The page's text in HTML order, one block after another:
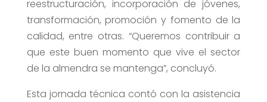
reestructuración, incorporación de jóvenes,
transformación, promoción y fomento de la
calidad, entre otras. “Queremos contribuir a
que este buen momento que vive el sector
de la almendra se mantenga”, concluyó.
Esta jornada técnica contó con la asistencia